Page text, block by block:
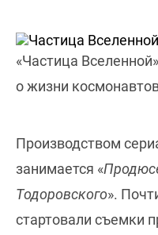
«Частица
о жизни
Производством
занимается «
Тодоровского».
стартовали съемки